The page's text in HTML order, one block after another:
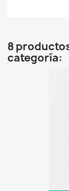
8
categoría: